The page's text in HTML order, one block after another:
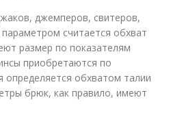
джемперов, свитеров,
считается обхват
размер по показателям
приобретаются по
определяется обхватом талии
брюк, как правило, имеют